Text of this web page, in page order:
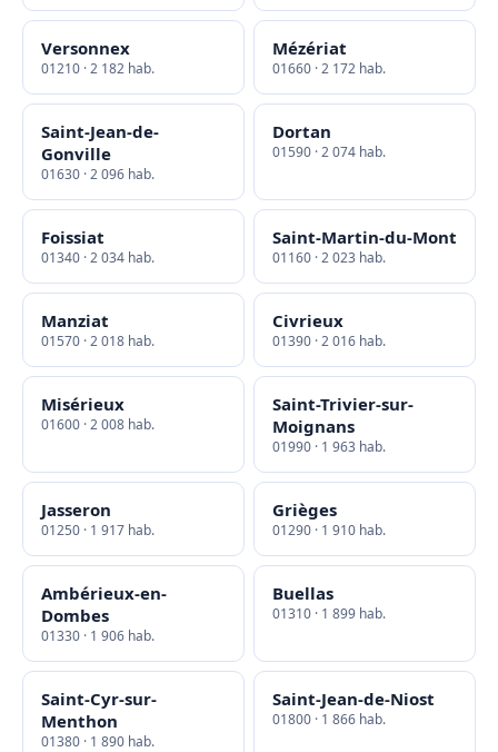
Versonnex
01210 · 2 182 hab.
Mézériat
01660 · 2 172 hab.
Saint-Jean-de-
Gonville
01630 · 2 096 hab.
Dortan
01590 · 2 074 hab.
Foissiat
01340 · 2 034 hab.
Saint-Martin-du-Mont
01160 · 2 023 hab.
Manziat
01570 · 2 018 hab.
Civrieux
01390 · 2 016 hab.
Misérieux
01600 · 2 008 hab.
Saint-Trivier-sur-
Moignans
01990 · 1 963 hab.
Jasseron
01250 · 1 917 hab.
Grièges
01290 · 1 910 hab.
Ambérieux-en-
Dombes
01330 · 1 906 hab.
Buellas
01310 · 1 899 hab.
Saint-Cyr-sur-
Menthon
01380 · 1 890 hab.
Saint-Jean-de-Niost
01800 · 1 866 hab.